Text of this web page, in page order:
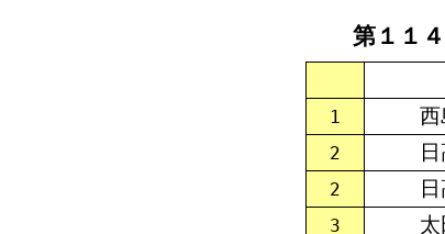
第１１
1 西
2
2
3